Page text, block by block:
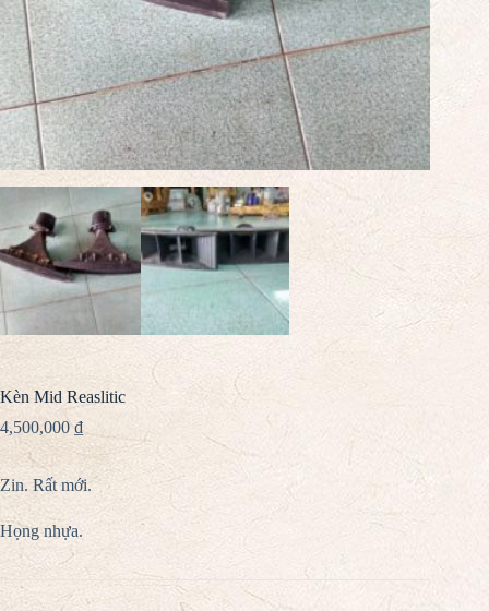
Kèn Mid Reaslitic
4,500,000₫
Zin. Rất mới.
Họng nhựa.